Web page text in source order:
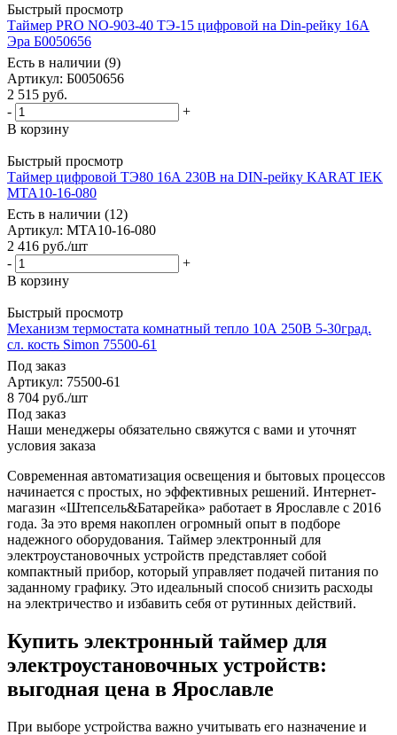
Быстрый просмотр
Таймер PRO NO-903-40 ТЭ-15 цифровой на Din-рейку 16А
Эра Б0050656
Есть в наличии (9)
Артикул: Б0050656
2 515 руб.
-
+
В корзину
Быстрый просмотр
Таймер цифровой ТЭ80 16А 230В на DIN-рейку KARAT IEK
MTA10-16-080
Есть в наличии (12)
Артикул: MTA10-16-080
2 416 руб./шт
-
+
В корзину
Быстрый просмотр
Механизм термостата комнатный тепло 10А 250В 5-30град.
сл. кость Simon 75500-61
Под заказ
Артикул: 75500-61
8 704 руб./шт
Под заказ
Наши менеджеры обязательно свяжутся с вами и уточнят
условия заказа
Современная автоматизация освещения и бытовых процессов
начинается с простых, но эффективных решений. Интернет-
магазин «Штепсель&Батарейка» работает в Ярославле с 2016
года. За это время накоплен огромный опыт в подборе
надежного оборудования. Таймер электронный для
электроустановочных устройств представляет собой
компактный прибор, который управляет подачей питания по
заданному графику. Это идеальный способ снизить расходы
на электричество и избавить себя от рутинных действий.
Купить электронный таймер для
электроустановочных устройств:
выгодная цена в Ярославле
При выборе устройства важно учитывать его назначение и